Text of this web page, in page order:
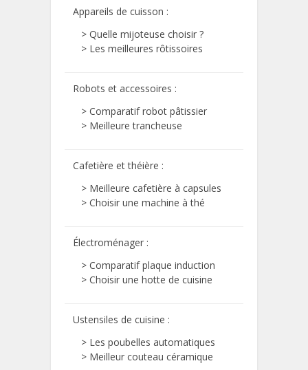
Appareils de cuisson :
> Quelle mijoteuse choisir ?
> Les meilleures rôtissoires
Robots et accessoires :
> Comparatif robot pâtissier
> Meilleure trancheuse
Cafetière et théière :
> Meilleure cafetière à capsules
> Choisir une machine à thé
Électroménager :
> Comparatif plaque induction
> Choisir une hotte de cuisine
Ustensiles de cuisine :
> Les poubelles automatiques
> Meilleur couteau céramique